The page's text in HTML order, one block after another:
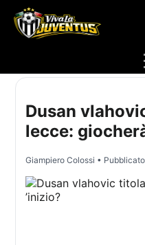
Dusan
lecce:
Giampiero Colossi •